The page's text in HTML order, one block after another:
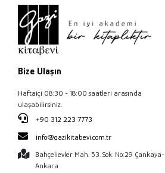
Bize Ulaşın
Haftaiçi 08:30 - 18:00 saatleri arasında
ulaşabilirsiniz.
+90 312 223 7773
info@gazikitabevi.com.tr
Bahçelievler Mah. 53. Sok. No:29 Çankaya-
Ankara